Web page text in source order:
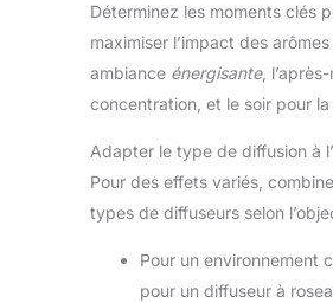
Déterminez les moments clés
maximiser l’impact des
ambiance énergisante,
concentration, et le soir pour
Adapter le type de diffusion à
Pour des effets variés,
types de diffuseurs selon
Pour un environnement
pour un diffuseur à